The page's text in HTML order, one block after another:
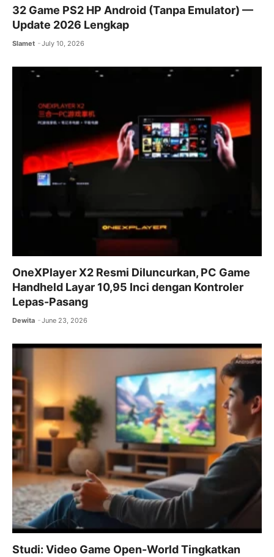
32 Game PS2 HP Android (Tanpa Emulator) —
Update 2026 Lengkap
Slamet July 10, 2026
OneXPlayer X2 Resmi Diluncurkan, PC Game
Handheld Layar 10,95 Inci dengan Kontroler
Lepas-Pasang
Dewita June 23, 2026
Studi: Video Game Open-World Tingkatkan